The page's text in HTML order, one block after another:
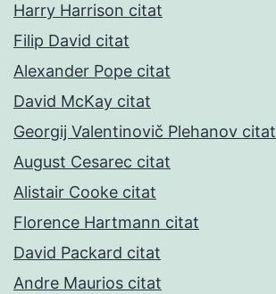
Harry Harrison citat
Filip David citat
Alexander Pope citat
David McKay citat
Georgij Valentinovič Plehanov citat
August Cesarec citat
Alistair Cooke citat
Florence Hartmann citat
David Packard citat
Andre Maurios citat